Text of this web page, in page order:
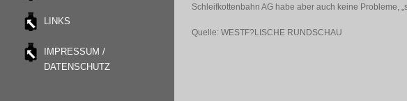
LINKS
IMPRESSUM /
DATENSCHUTZ
Schleifkottenbahn AG habe aber auch keine Probleme,
Quelle: WESTF?LISCHE RUNDSCHAU